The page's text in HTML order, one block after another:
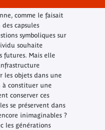
comme le faisait
capsules
symboliques sur
souhaite
futures. Mais elle
les objets dans une
à constituer une
conserver ces
se préservent dans
inimaginables ?
les générations